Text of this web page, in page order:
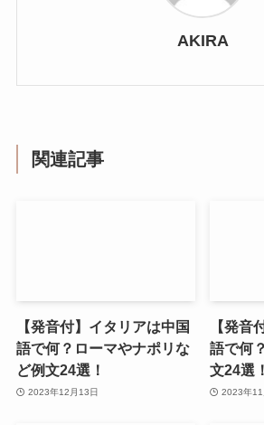
AKIRA
関連記事
【発音付】イタリアは中国
語で何？ローマやナポリな
ど例文24選！
2023年12月13日
【発音
語で何
文24選！
2023年11